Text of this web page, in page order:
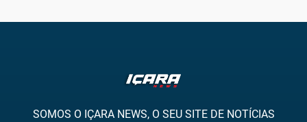
SOMOS O IÇARA NEWS, O SEU SITE DE NOTÍCIAS